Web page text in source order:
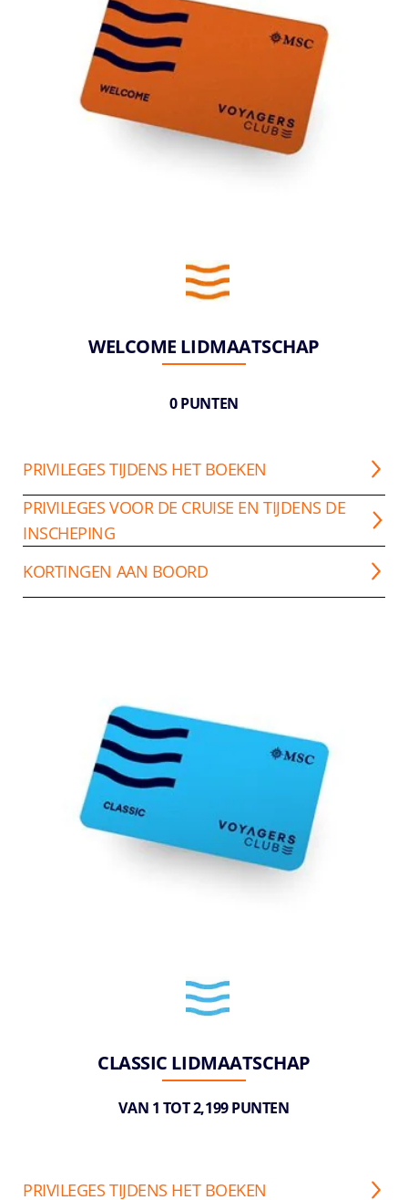
WELCOME LIDMAATSCHAP
0 PUNTEN
PRIVILEGES TIJDENS HET BOEKEN
PRIVILEGES VOOR DE CRUISE EN TIJDENS DE
INSCHEPING
KORTINGEN AAN BOORD
CLASSIC LIDMAATSCHAP
VAN 1 TOT 2,199 PUNTEN
PRIVILEGES TIJDENS HET BOEKEN